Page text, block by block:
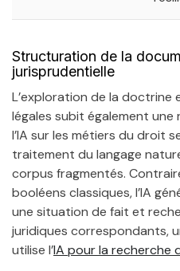
Structuration de la
jurisprudentielle
L’exploration de la doctrine
légales subit également
l’IA sur les métiers du droit
traitement du langage
corpus fragmentés.
booléens classiques, l’IA
une situation de fait et
juridiques correspondants,
utilise l’IA pour la recherche